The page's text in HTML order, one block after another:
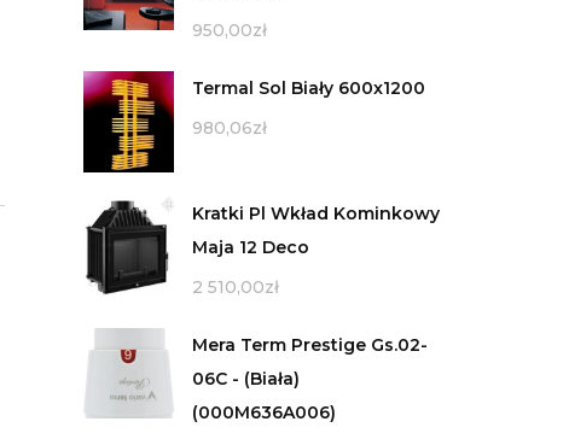
950,00zł
Termal Sol Biały 600x1200
980,06zł
Kratki Pl Wkład Kominkowy
Maja 12 Deco
2 510,00zł
Mera Term Prestige Gs.02-
06C - (Biała)
(000M636A006)